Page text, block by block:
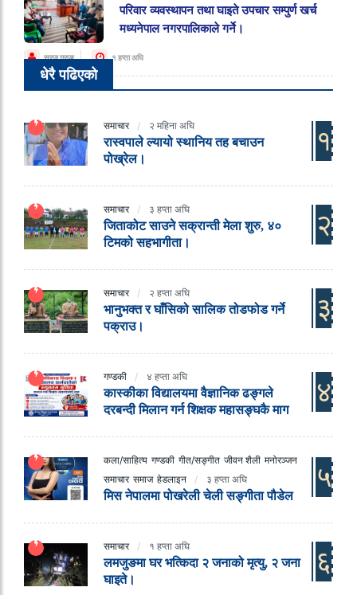
परिवार व्यवस्थापन तथा घाइते उपचार सम्पुर्ण खर्च
मध्यनेपाल नगरपालिकाले गर्ने।
सुरज गुरुङ १ हप्ता अघि
धेरै पढिएको
समाचार २ महिना अघि
रास्वपाले ल्यायो स्थानिय तह बचाउन
पोख्रेल।
१
समाचार ३ हप्ता अघि
जिताकोट साउने सक्रान्ती मेला शुरु, ४०
टिमको सहभागीता।
२
समाचार २ हप्ता अघि
भानुभक्त र घाँसिको सालिक तोडफोड गर्ने
पक्राउ।
३
गण्डकी ४ हप्ता अघि
कास्कीका विद्यालयमा वैज्ञानिक ढङ्गले
दरबन्दी मिलान गर्न शिक्षक महासङ्घकै माग
४
कला/साहित्य गण्डकी गीत/सङ्गीत जीवन शैली मनोरञ्जन
समाचार समाज हेडलाइन ३ हप्ता अघि
मिस नेपालमा पोखरेली चेली सङ्गीता पौडेल
५
समाचार १ हप्ता अघि
लमजुङमा घर भत्किदा २ जनाको मृत्यु, २ जना
घाइते।
६